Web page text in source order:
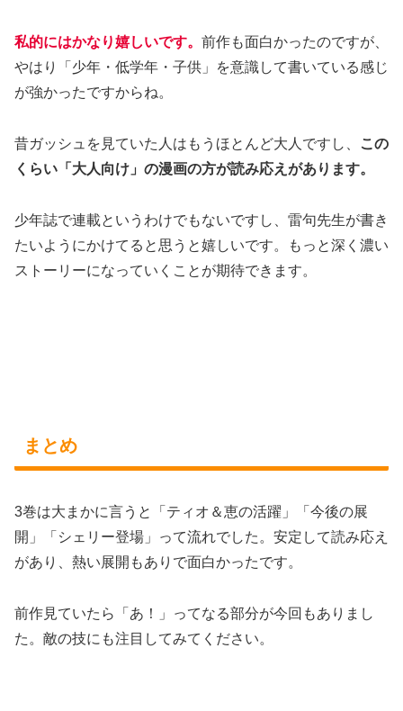
私的にはかなり嬉しいです。 前作も面白かったのですが、
やはり「少年・低学年・子供」を意識して書いている感じ
が強かったですからね。
昔ガッシュを見ていた人はもうほとんど大人ですし、
この
くらい「大人向け」の漫画の方が読み応えがあります。
少年誌で連載というわけでもないですし、雷句先生が書き
たいようにかけてると思うと嬉しいです。もっと深く濃い
ストーリーになっていくことが期待できます。
まとめ
3巻は大まかに言うと「ティオ＆恵の活躍」「今後の展
開」「シェリー登場」って流れでした。安定して読み応え
があり、熱い展開もありで面白かったです。
前作見ていたら「あ！」ってなる部分が今回もありまし
た。敵の技にも注目してみてください。